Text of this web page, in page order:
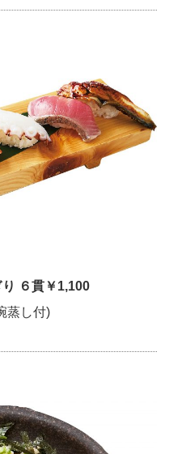
６貫￥1,100
蒸し付)